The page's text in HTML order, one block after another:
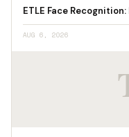
ETLE Face
AUG 6, 2026